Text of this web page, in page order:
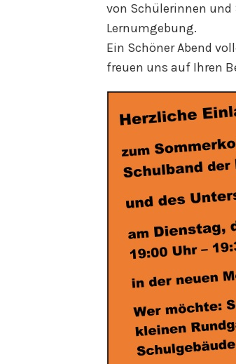
von Schülerinnen und
Lernumgebung.
Ein Schöner Abend
freuen uns auf Ihren